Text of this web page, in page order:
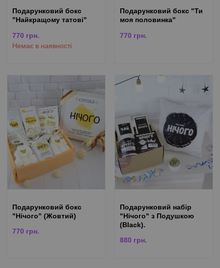
Подарунковий бокс
"Найкращому татові"
770 грн.
Немає в наявності
Подарунковий бокс "Ти
моя половинка"
770 грн.
Подарунковий бокс
"Нічого" (Жовтий)
770 грн.
Подарунковий набір
"Нічого" з Подушкою
(Black).
880 грн.